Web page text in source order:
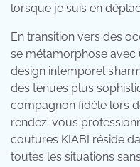
lorsque je suis en
En transition vers des
se métamorphose avec
design intemporel
des tenues plus
compagnon fidèle lors
rendez-vous
coutures KIABI réside
toutes les situations